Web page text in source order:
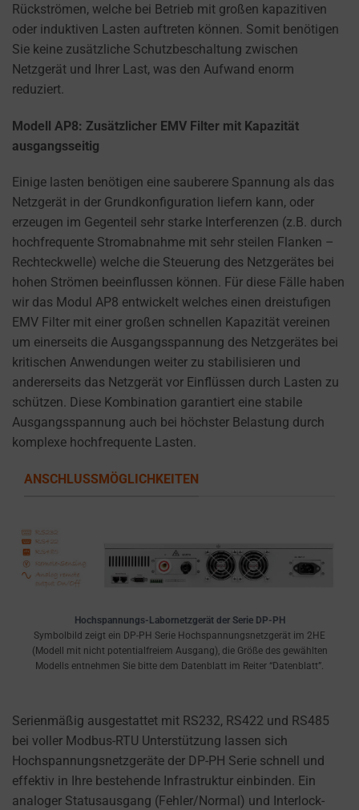
Rückströmen, welche bei Betrieb mit großen kapazitiven
oder induktiven Lasten auftreten können. Somit benötigen
Sie keine zusätzliche Schutzbeschaltung zwischen
Netzgerät und Ihrer Last, was den Aufwand enorm
reduziert.
Modell AP8: Zusätzlicher EMV Filter mit Kapazität
ausgangsseitig
Einige lasten benötigen eine sauberere Spannung als das
Netzgerät in der Grundkonfiguration liefern kann, oder
erzeugen im Gegenteil sehr starke Interferenzen (z.B. durch
hochfrequente Stromabnahme mit sehr steilen Flanken –
Rechteckwelle) welche die Steuerung des Netzgerätes bei
hohen Strömen beeinflussen können. Für diese Fälle haben
wir das Modul AP8 entwickelt welches einen dreistufigen
EMV Filter mit einer großen schnellen Kapazität vereinen
um einerseits die Ausgangsspannung des Netzgerätes bei
kritischen Anwendungen weiter zu stabilisieren und
andererseits das Netzgerät vor Einflüssen durch Lasten zu
schützen. Diese Kombination garantiert eine stabile
Ausgangsspannung auch bei höchster Belastung durch
komplexe hochfrequente Lasten.
ANSCHLUSSMÖGLICHKEITEN
Hochspannungs-Labornetzgerät der Serie DP-PH
Symbolbild zeigt ein DP-PH Serie Hochspannungsnetzgerät im 2HE
(Modell mit nicht potentialfreiem Ausgang), die Größe des gewählten
Modells entnehmen Sie bitte dem Datenblatt im Reiter “Datenblatt”.
Serienmäßig ausgestattet mit RS232, RS422 und RS485
bei voller Modbus-RTU Unterstützung lassen sich
Hochspannungsnetzgeräte der DP-PH Serie schnell und
effektiv in Ihre bestehende Infrastruktur einbinden. Ein
analoger Statusausgang (Fehler/Normal) und Interlock-
also
explains
how
you
can
your
preferences.